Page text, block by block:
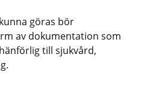
göras bör
av dokumentation som
till sjukvård,